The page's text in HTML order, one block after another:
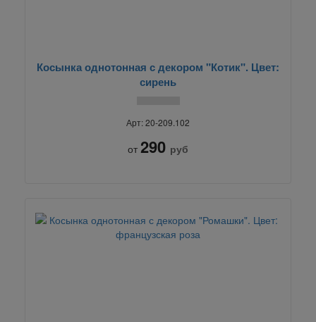
Косынка однотонная с декором "Котик". Цвет:
сирень
Арт: 20-209.102
от 290 руб